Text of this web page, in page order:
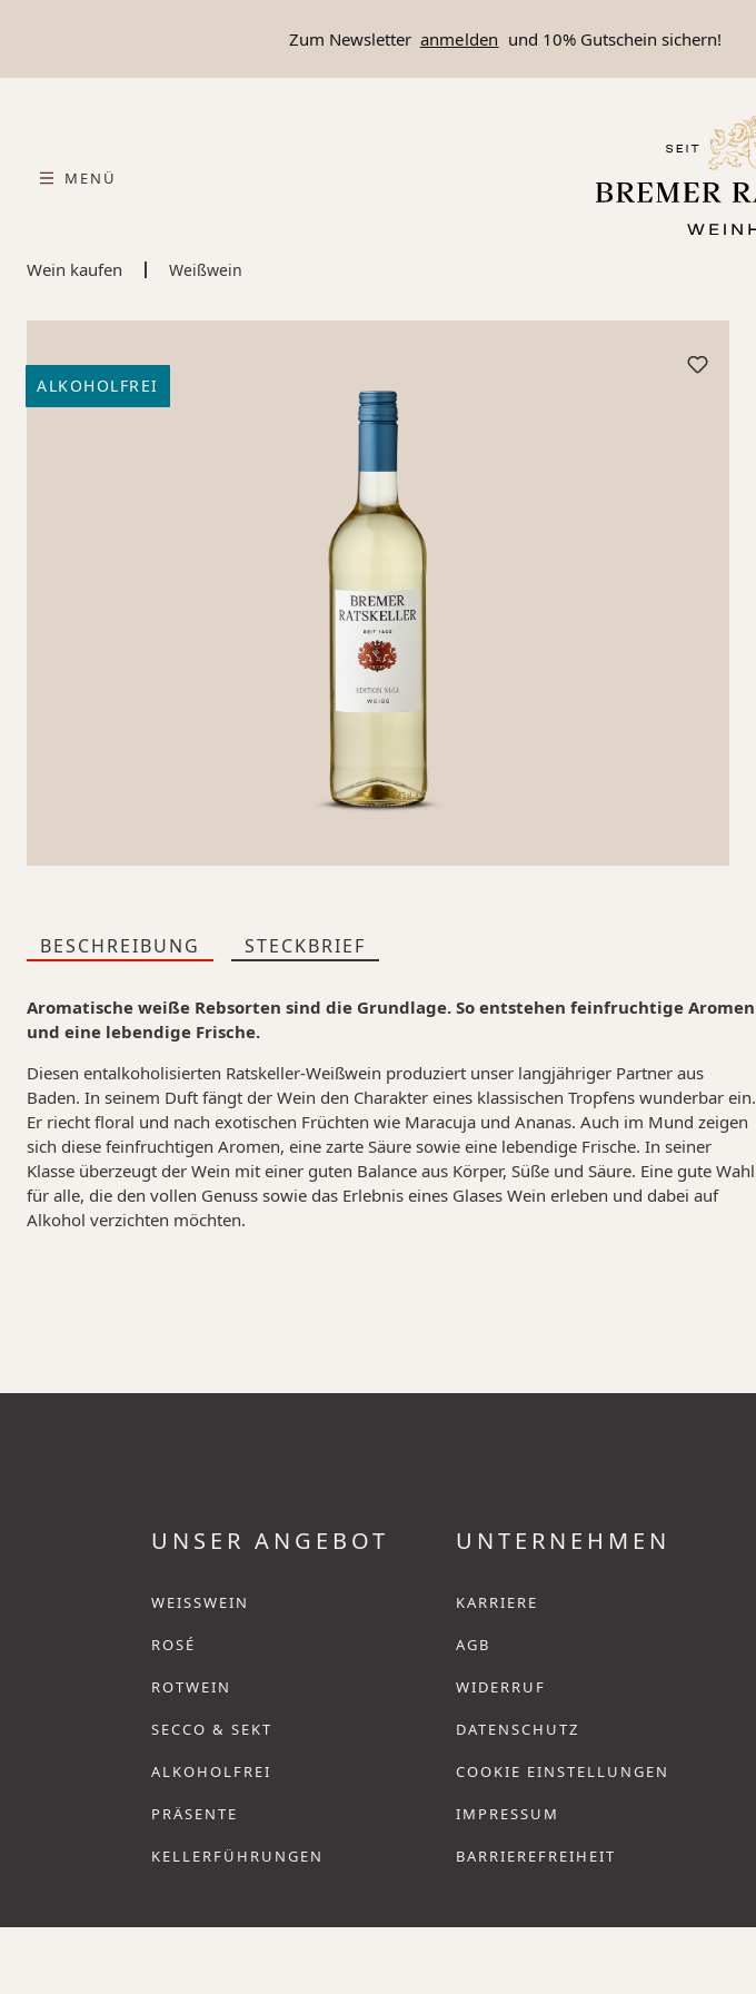
Zum Newsletter anmelden und 10% Gutschein sichern!
MENÜ
Wein kaufen Weißwein
ALKOHOLFREI
BESCHREIBUNG STECKBRIEF
Aromatische weiße Rebsorten sind die Grundlage. So entstehen feinfruchtige Aromen
und eine lebendige Frische.
Diesen entalkoholisierten Ratskeller-Weißwein produziert unser langjähriger Partner aus
Baden. In seinem Duft fängt der Wein den Charakter eines klassischen Tropfens wunderbar ein.
Er riecht floral und nach exotischen Früchten wie Maracuja und Ananas. Auch im Mund zeigen
sich diese feinfruchtigen Aromen, eine zarte Säure sowie eine lebendige Frische. In seiner
Klasse überzeugt der Wein mit einer guten Balance aus Körper, Süße und Säure. Eine gute Wahl
für alle, die den vollen Genuss sowie das Erlebnis eines Glases Wein erleben und dabei auf
Alkohol verzichten möchten.
UNSER ANGEBOT
WEISSWEIN
ROSÉ
ROTWEIN
SECCO & SEKT
ALKOHOLFREI
PRÄSENTE
KELLERFÜHRUNGEN
UNTERNEHMEN
KARRIERE
AGB
WIDERRUF
DATENSCHUTZ
COOKIE EINSTELLUNGEN
IMPRESSUM
BARRIEREFREIHEIT